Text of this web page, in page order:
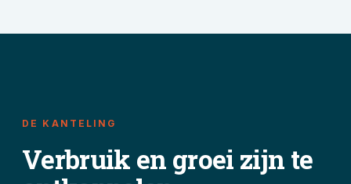
DE KANTELING
Verbruik en groei zijn te